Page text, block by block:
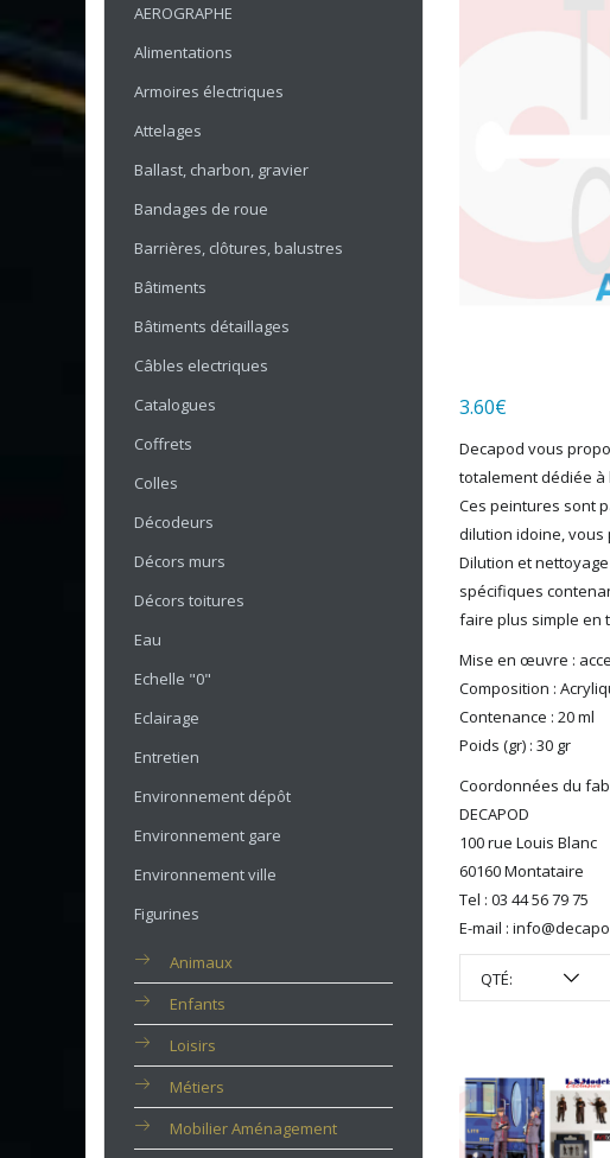
AEROGRAPHE
Alimentations
Armoires électriques
Attelages
Ballast, charbon, gravier
Bandages de roue
Barrières, clôtures, balustres
Bâtiments
Bâtiments détaillages
Câbles electriques
Catalogues
Coffrets
Colles
Décodeurs
Décors murs
Décors toitures
Eau
Echelle "0"
Eclairage
Entretien
Environnement dépôt
Environnement gare
Environnement ville
Figurines
Animaux
Enfants
Loisirs
Métiers
Mobilier Aménagement
3.60€
Decapod vous
totalement dédiée à
Ces peintures sont
dilution idoine, vous
Dilution et
spécifiques
faire plus simple en
Mise en œuvre :
Composition :
Contenance : 20 ml
Poids (gr) : 30 gr
Coordonnées du
DECAPOD
100 rue Louis Blanc
60160 Montataire
Tel : 03 44 56 79 75
E-mail :
QTÉ: